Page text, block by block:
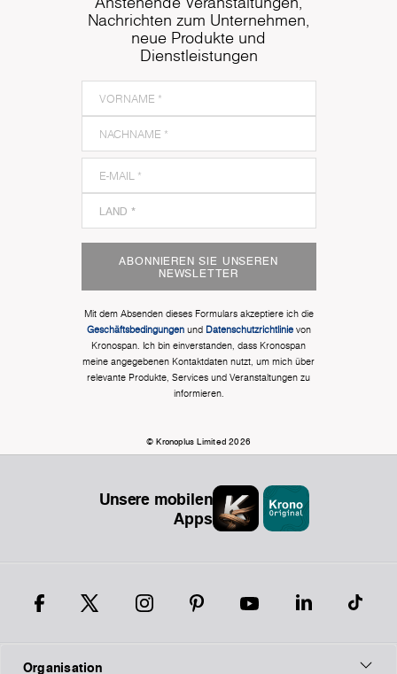
Nachrichten zum Unternehmen,
neue Produkte und
Dienstleistungen
ABONNIEREN SIE UNSEREN
NEWSLETTER
Mit dem Absenden dieses Formulars akzeptiere ich die
Geschäftsbedingungenund Datenschutzrichtlinievon
Kronospan. Ich bin einverstanden, dass Kronospan
meine angegebenen Kontaktdaten nutzt, um mich über
relevante Produkte, Services und Veranstaltungen zu
informieren.
© Kronoplus Limited 2026
Unsere mobilen
Apps
Organisation